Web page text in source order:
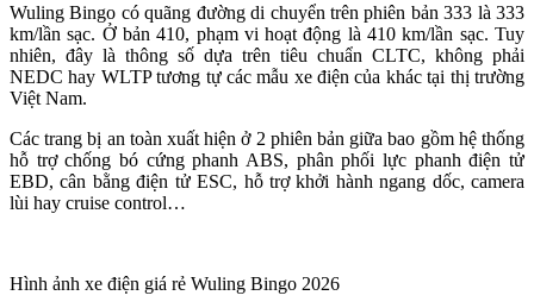
Wuling Bingo có quãng đường di chuyển trên phiên bản 333 là 333
km/lần sạc. Ở bản 410, phạm vi hoạt động là 410 km/lần sạc. Tuy
nhiên, đây là thông số dựa trên tiêu chuẩn CLTC, không phải
NEDC hay WLTP tương tự các mẫu xe điện của khác tại thị trường
Việt Nam.
Các trang bị an toàn xuất hiện ở 2 phiên bản giữa bao gồm hệ thống
hỗ trợ chống bó cứng phanh ABS, phân phối lực phanh điện tử
EBD, cân bằng điện tử ESC, hỗ trợ khởi hành ngang dốc, camera
lùi hay cruise control…
Hình ảnh xe điện giá rẻ Wuling Bingo 2026